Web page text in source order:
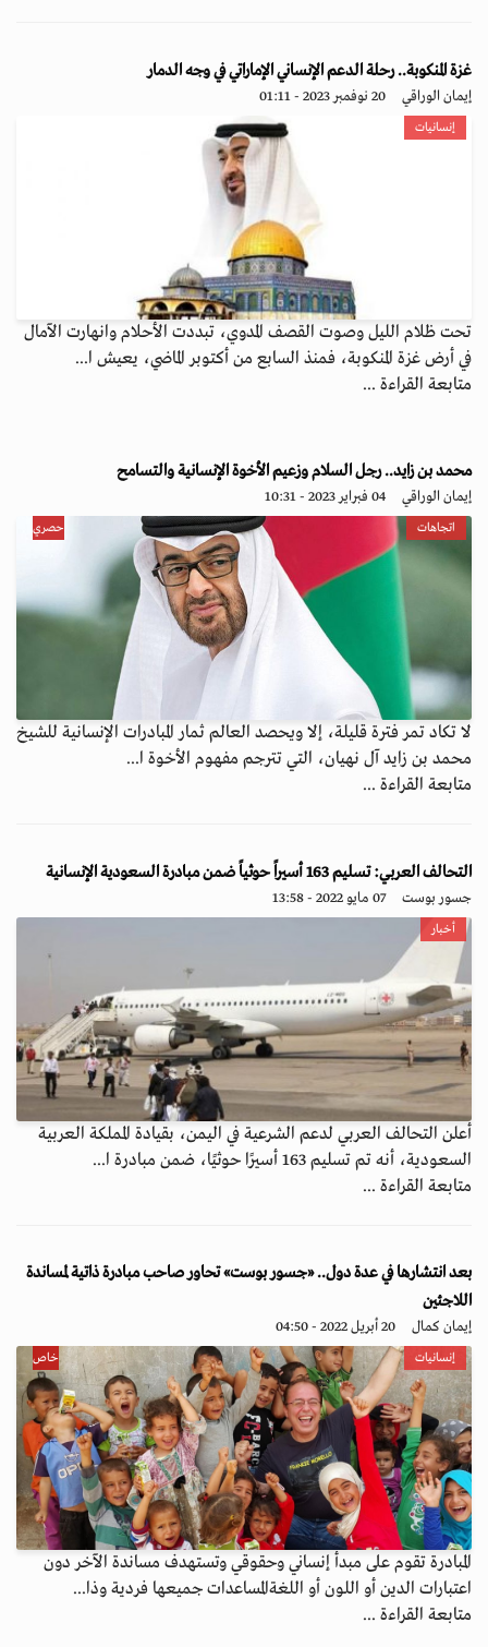
غزة المنكوبة.. رحلة الدعم الإنساني الإماراتي في وجه الدمار
إيمان الوراقي 20 نوفمبر 2023 - 01:11
إنسانيات
تحت ظلام الليل وصوت القصف المدوي، تبددت الأحلام وانهارت الآمال
في أرض غزة المنكوبة، فمنذ السابع من أكتوبر الماضي، يعيش ا...
متابعة القراءة ...
محمد بن زايد.. رجل السلام وزعيم الأخوة الإنسانية والتسامح
إيمان الوراقي 04 فبراير 2023 - 10:31
اتجاهات حصري
لا تكاد تمر فترة قليلة، إلا ويحصد العالم ثمار المبادرات الإنسانية للشيخ
محمد بن زايد آل نهيان، التي تترجم مفهوم الأخوة ا...
متابعة القراءة ...
التحالف العربي: تسليم 163 أسيراً حوثياً ضمن مبادرة السعودية الإنسانية
جسور بوست 07 مايو 2022 - 13:58
أخبار
أعلن التحالف العربي لدعم الشرعية في اليمن، بقيادة المملكة العربية
السعودية، أنه تم تسليم 163 أسيرًا حوثيًا، ضمن مبادرة ا...
متابعة القراءة ...
بعد انتشارها في عدة دول.. «جسور بوست» تحاور صاحب مبادرة ذاتية لمساندة
اللاجئين
إيمان كمال 20 أبريل 2022 - 04:50
إنسانيات خاص
المبادرة تقوم على مبدأ إنساني وحقوقي وتستهدف مساندة الآخر دون
اعتبارات الدين أو اللون أو اللغةالمساعدات جميعها فردية وذا...
متابعة القراءة ...